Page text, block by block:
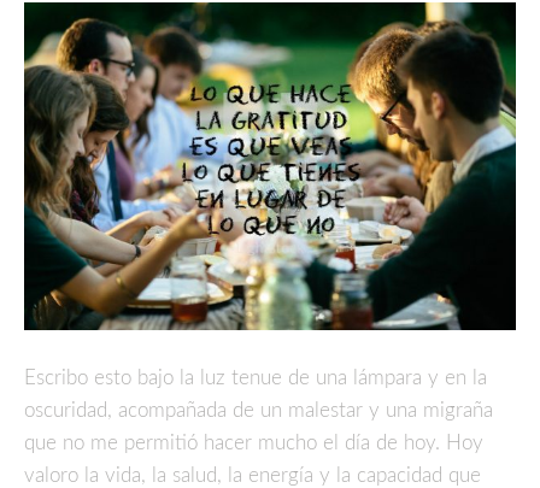
Escribo esto bajo la luz tenue de una lámpara y en la
oscuridad, acompañada de un malestar y una migraña
que no me permitió hacer mucho el día de hoy. Hoy
valoro la vida, la salud, la energía y la capacidad que